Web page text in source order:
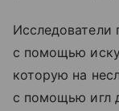
Исследователи
с помощью
которую на
с помощью игл